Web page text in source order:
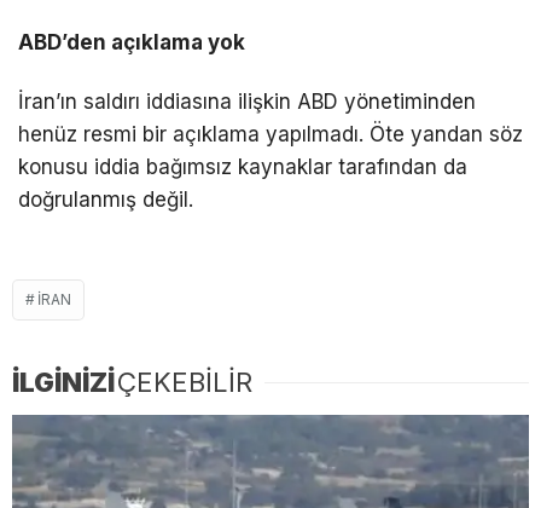
ABD’den açıklama yok
İran’ın saldırı iddiasına ilişkin ABD yönetiminden
henüz resmi bir açıklama yapılmadı. Öte yandan söz
konusu iddia bağımsız kaynaklar tarafından da
doğrulanmış değil.
İRAN
İLGİNİZİÇEKEBİLİR